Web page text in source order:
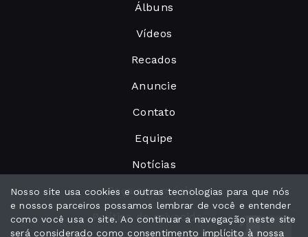
Álbuns
Vídeos
Recados
Anuncie
Contato
Equipe
Notícias
Peça sua música
Política de privacidade
Nosso site usa cookies e outras tecnologias para que nós
e nossos parceiros possamos lembrar de você e entender
como você usa o site. Ao continuar a navegação neste site
será considerado como consentimento implícito à nossa